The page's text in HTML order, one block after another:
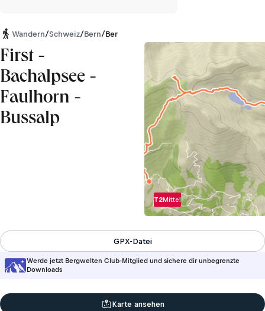
Wandern/Schweiz/Bern/Berner Alpen
First -
Bachalpsee -
Faulhorn -
Bussalp
T2Mittel
Werde jetzt Bergwelten Club-Mitglied und sichere dir unbegrenzte
Downloads
GPX-Datei
Karte ansehen